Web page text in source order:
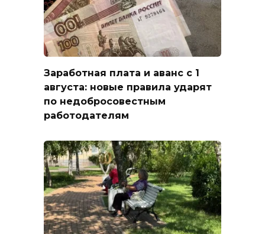
Заработная плата и аванс с 1
августа: новые правила ударят
по недобросовестным
работодателям